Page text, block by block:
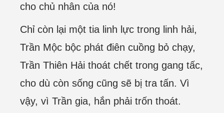
cho chủ nhân của nó!
Chỉ còn lại một tia linh lực trong linh hải,
Trần Mộc bộc phát điên cuồng bỏ chạy,
Trần Thiên Hải thoát chết trong gang tấc,
cho dù còn sống cũng sẽ bị tra tấn. Vì
vậy, vì Trần gia, hắn phải trốn thoát.